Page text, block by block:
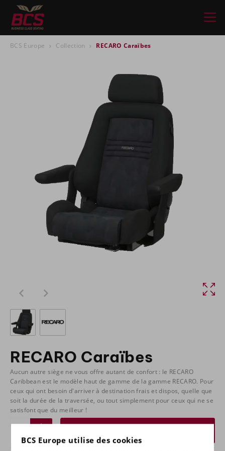
BCS Europe utilise des cookies
BCS Europe Collection RECARO Caraïbes
RECARO Caraïbes
Aucun autre siège ne vous offre autant de confort : le RECARO
Caribbean est le modèle haut de gamme de la gamme RECARO. Pour
ceux qui ont besoin d'arriver à destination frais et dispos, quelle que
soit la durée de la traversée, ou tout simplement pour ceux qui ne se
satisfont que du meilleur !